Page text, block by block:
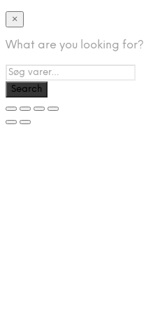
×
What are you looking for?